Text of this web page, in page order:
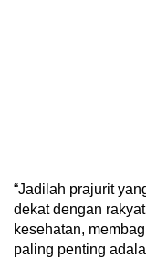
“Jadilah prajurit
dekat dengan
kesehatan,
paling penting